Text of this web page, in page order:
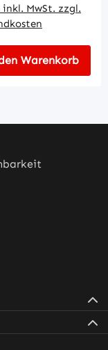
inkl. MwSt. zzgl.
Warenkorb
neuem Tab